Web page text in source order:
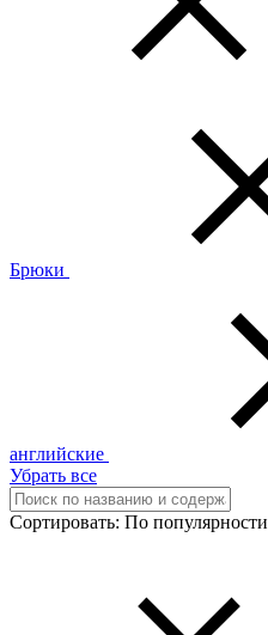
Брюки
английские
Убрать все
Сортировать: По популярности